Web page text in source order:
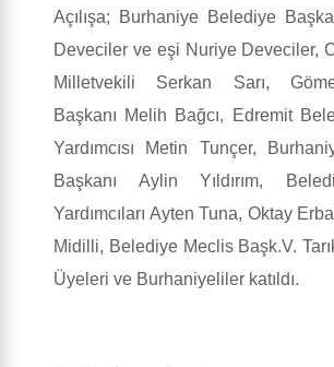
Açılışa; Burhaniye Belediye
Deveciler ve eşi Nuriye Deveciler,
Milletvekili Serkan Sarı,
Başkanı Melih Bağcı, Edremit
Yardımcısı Metin Tunçer,
Başkanı Aylin Yıldırım,
Yardımcıları Ayten Tuna, Oktay
Midilli, Belediye Meclis Başk.V.
Üyeleri ve Burhaniyeliler katıldı.